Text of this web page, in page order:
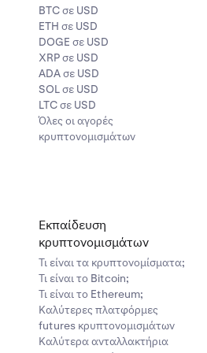
BTC σε USD
ETH σε USD
DOGE σε USD
XRP σε USD
ADA σε USD
SOL σε USD
LTC σε USD
Όλες οι αγορές
κρυπτονομισμάτων
Εκπαίδευση
κρυπτονομισμάτων
Τι είναι τα κρυπτονομίσματα;
Τι είναι το Bitcoin;
Τι είναι το Ethereum;
Καλύτερες πλατφόρμες
futures κρυπτονομισμάτων
Καλύτερα ανταλλακτήρια